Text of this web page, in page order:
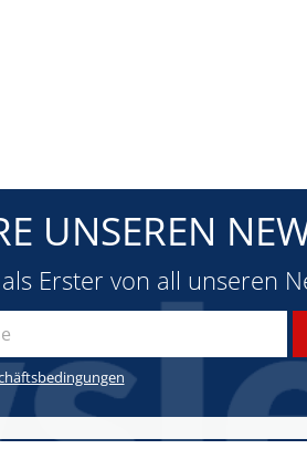
UNSEREN
Erster von all unseren